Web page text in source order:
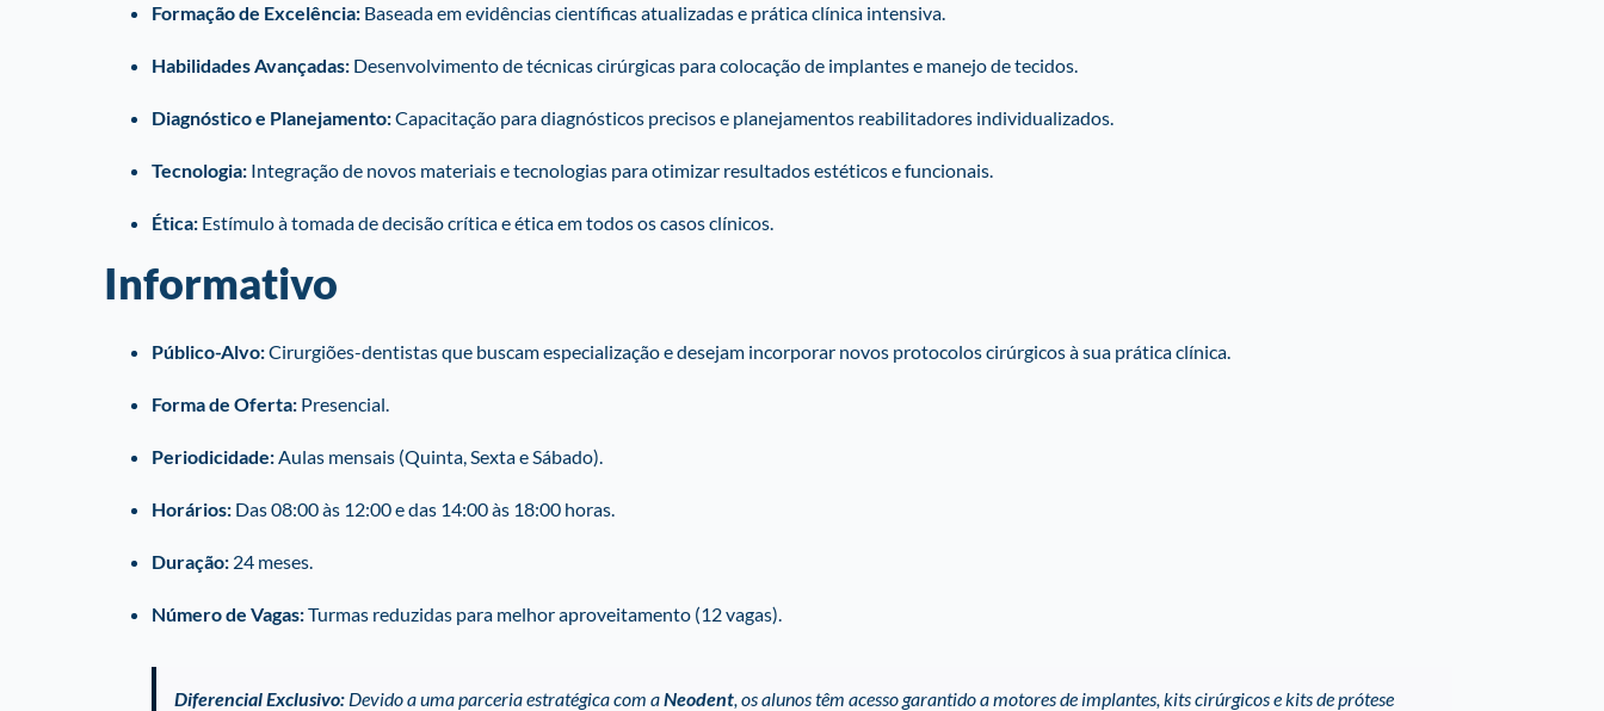
Formação de Excelência:Baseada em evidências científicas atualizadas e prática clínica intensiva.
Habilidades Avançadas:Desenvolvimento de técnicas cirúrgicas para colocação de implantes e manejo de tecidos.
Diagnóstico e Planejamento:Capacitação para diagnósticos precisos e planejamentos reabilitadores individualizados.
Tecnologia:Integração de novos materiais e tecnologias para otimizar resultados estéticos e funcionais.
Ética:Estímulo à tomada de decisão crítica e ética em todos os casos clínicos.
Informativo
Público-Alvo:Cirurgiões-dentistas que buscam especialização e desejam incorporar novos protocolos cirúrgicos à sua prática clínica.
Forma de Oferta:Presencial.
Periodicidade:Aulas mensais (Quinta, Sexta e Sábado).
Horários:Das 08:00 às 12:00 e das 14:00 às 18:00 horas.
Duração:24 meses.
Número de Vagas:Turmas reduzidas para melhor aproveitamento (12 vagas).
Diferencial Exclusivo:Devido a uma parceria estratégica com aNeodent, os alunos têm acesso garantido a motores de implantes, kits cirúrgicos e kits de prótese